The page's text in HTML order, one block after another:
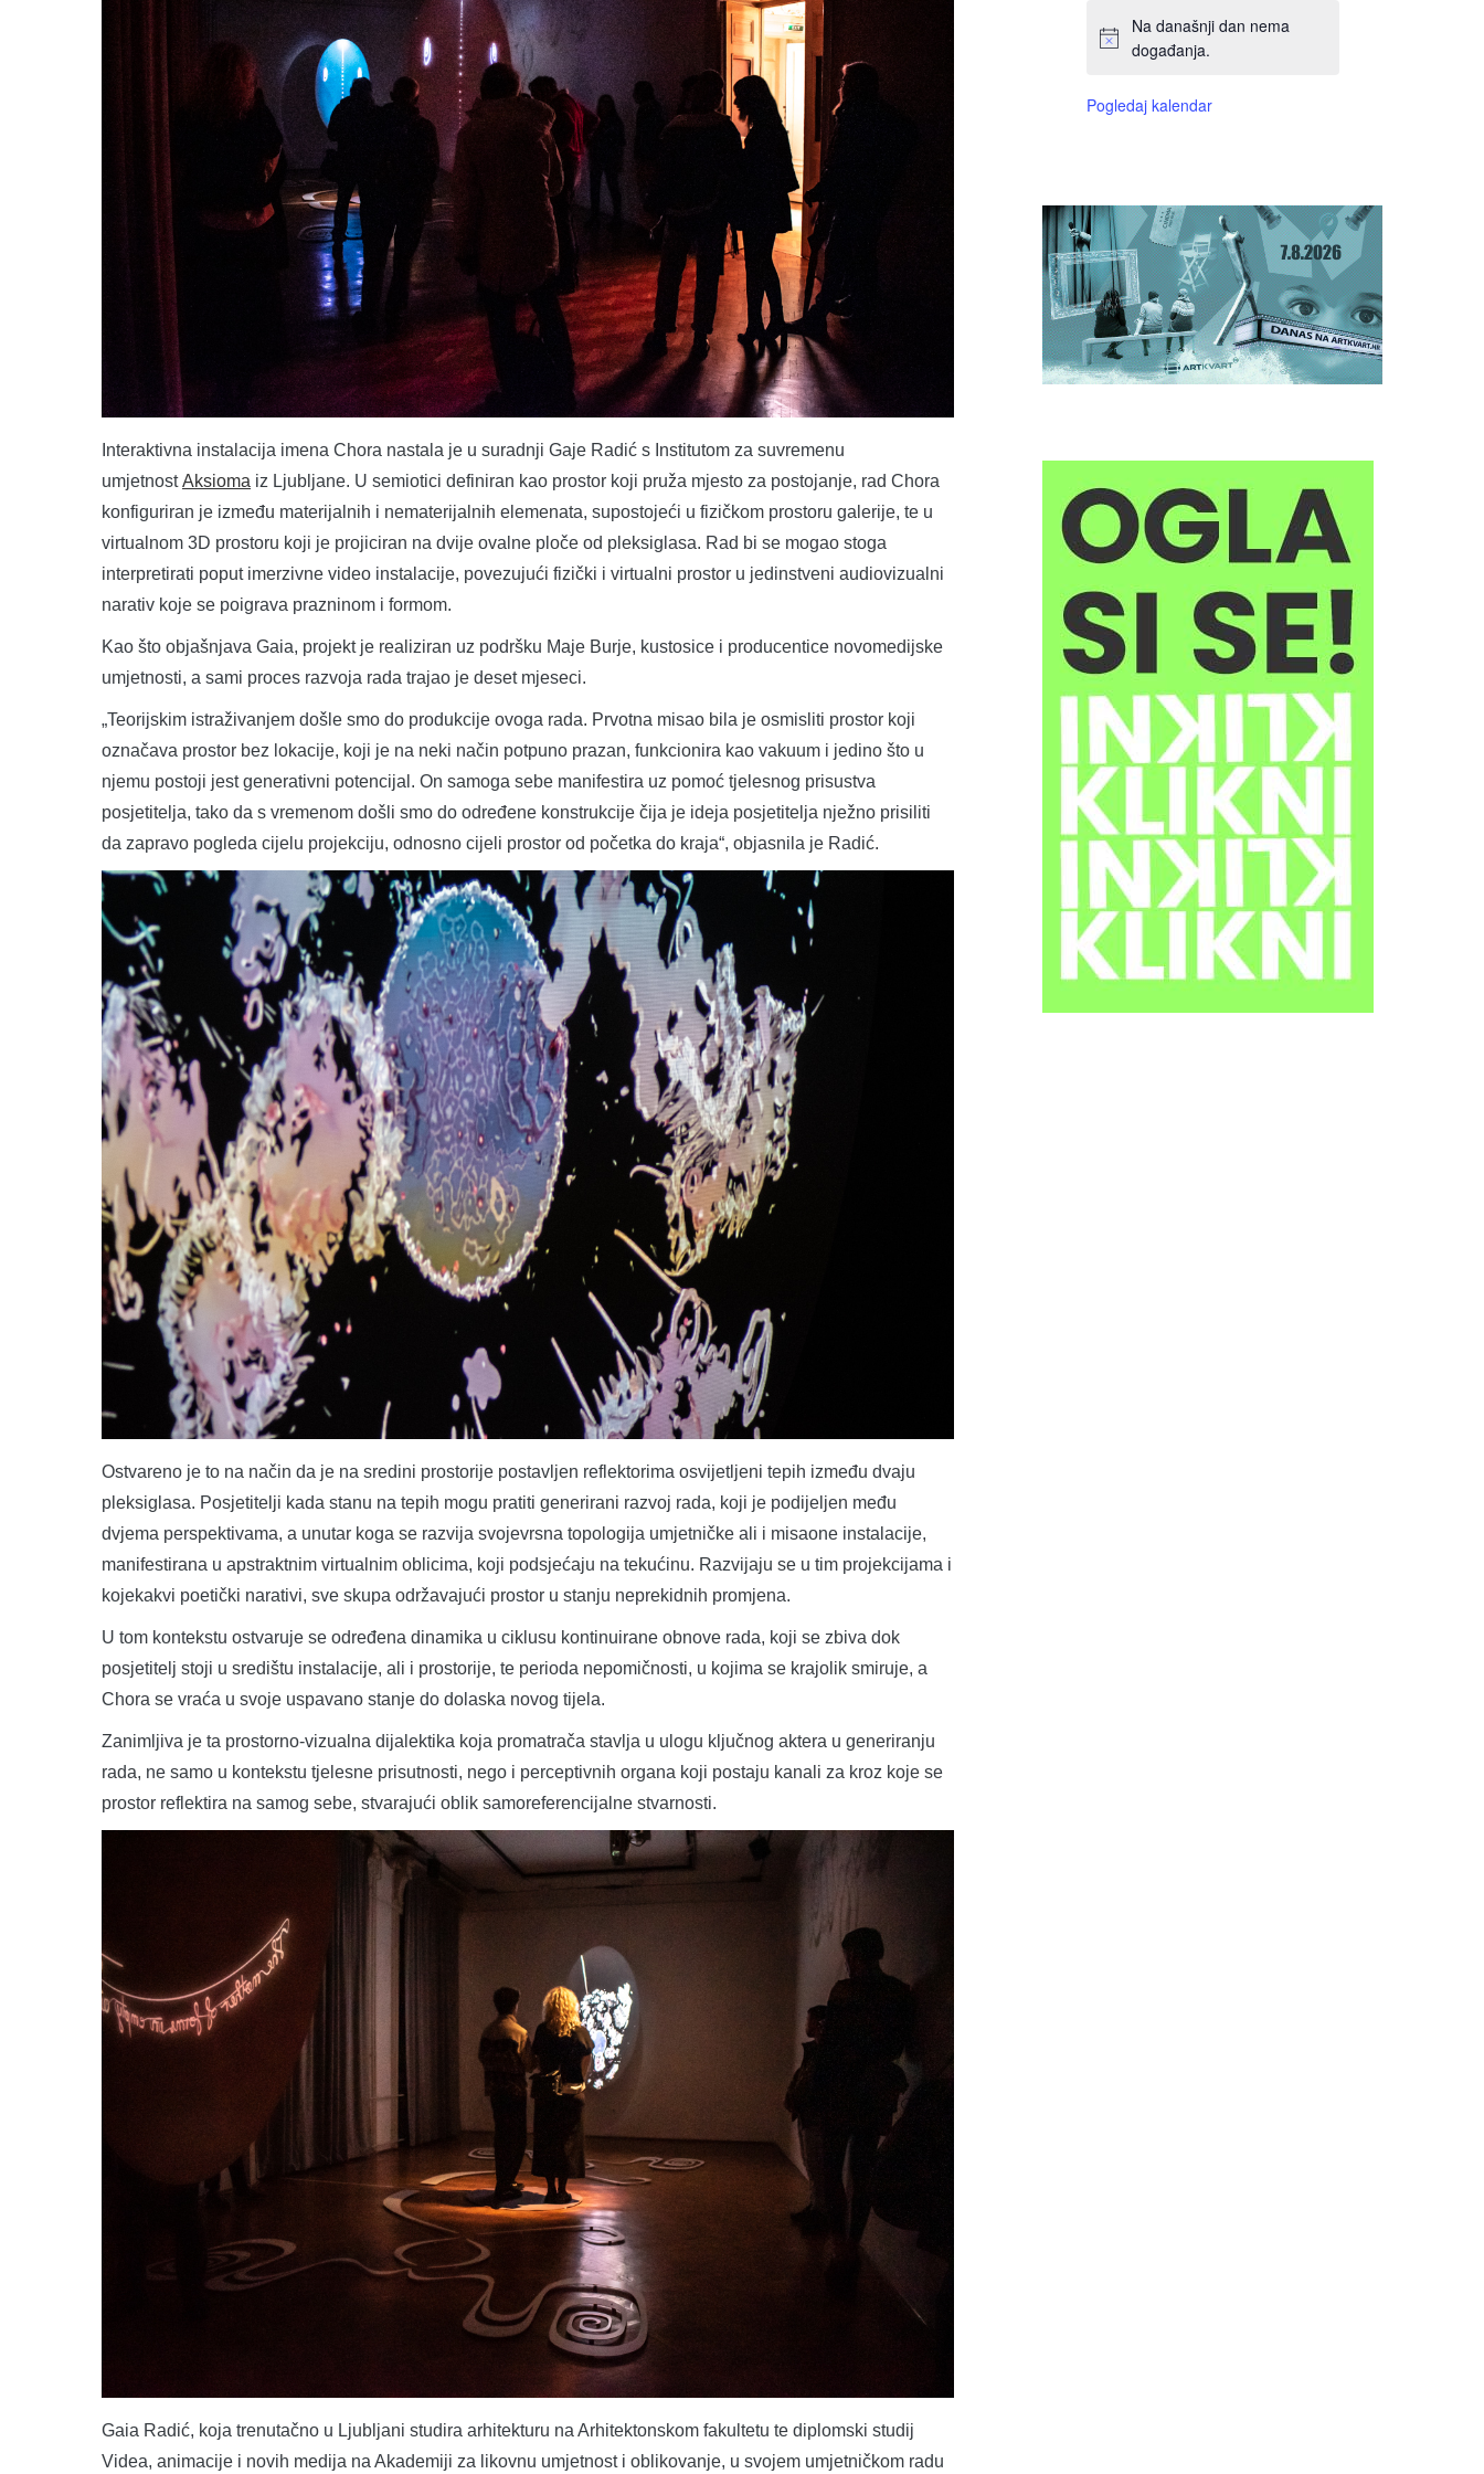
Interaktivna instalacija imena Chora nastala je u suradnji Gaje Radić s Institutom za suvremenu
umjetnostAksioma iz Ljubljane. U semiotici definiran kao prostor koji pruža mjesto za postojanje, rad Chora
konfiguriran je između materijalnih i nematerijalnih elemenata, supostojeći u fizičkom prostoru galerije, te u
virtualnom 3D prostoru koji je projiciran na dvije ovalne ploče od pleksiglasa. Rad bi se mogao stoga
interpretirati poput imerzivne video instalacije, povezujući fizički i virtualni prostor u jedinstveni audiovizualni
narativ koje se poigrava prazninom i formom.
Kao što objašnjava Gaia, projekt je realiziran uz podršku Maje Burje, kustosice i producentice novomedijske
umjetnosti, a sami proces razvoja rada trajao je deset mjeseci.
„Teorijskim istraživanjem došle smo do produkcije ovoga rada. Prvotna misao bila je osmisliti prostor koji
označava prostor bez lokacije, koji je na neki način potpuno prazan, funkcionira kao vakuum i jedino što u
njemu postoji jest generativni potencijal. On samoga sebe manifestira uz pomoć tjelesnog prisustva
posjetitelja, tako da s vremenom došli smo do određene konstrukcije čija je ideja posjetitelja nježno prisiliti
da zapravo pogleda cijelu projekciju, odnosno cijeli prostor od početka do kraja“, objasnila je Radić.
Ostvareno je to na način da je na sredini prostorije postavljen reflektorima osvijetljeni tepih između dvaju
pleksiglasa. Posjetitelji kada stanu na tepih mogu pratiti generirani razvoj rada, koji je podijeljen među
dvjema perspektivama, a unutar koga se razvija svojevrsna topologija umjetničke ali i misaone instalacije,
manifestirana u apstraktnim virtualnim oblicima, koji podsjećaju na tekućinu. Razvijaju se u tim projekcijama i
kojekakvi poetički narativi, sve skupa održavajući prostor u stanju neprekidnih promjena.
U tom kontekstu ostvaruje se određena dinamika u ciklusu kontinuirane obnove rada, koji se zbiva dok
posjetitelj stoji u središtu instalacije, ali i prostorije, te perioda nepomičnosti, u kojima se krajolik smiruje, a
Chora se vraća u svoje uspavano stanje do dolaska novog tijela.
Zanimljiva je ta prostorno-vizualna dijalektika koja promatrača stavlja u ulogu ključnog aktera u generiranju
rada, ne samo u kontekstu tjelesne prisutnosti, nego i perceptivnih organa koji postaju kanali za kroz koje se
prostor reflektira na samog sebe, stvarajući oblik samoreferencijalne stvarnosti.
Gaia Radić, koja trenutačno u Ljubljani studira arhitekturu na Arhitektonskom fakultetu te diplomski studij
Videa, animacije i novih medija na Akademiji za likovnu umjetnost i oblikovanje, u svojem umjetničkom radu
Na današnji dan nema
događanja.
Pogledaj kalendar